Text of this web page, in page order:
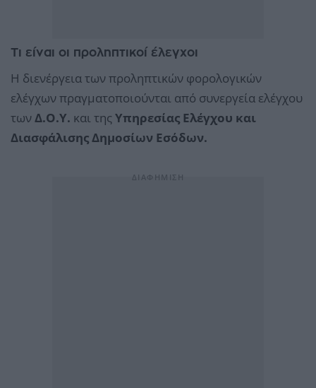
Τι είναι οι προληπτικοί έλεγχοι
Η διενέργεια των προληπτικών φορολογικών
ελέγχων πραγματοποιούνται από συνεργεία ελέγχου
τωνΔ.Ο.Υ. και της Υπηρεσίας Ελέγχου και
Διασφάλισης Δημοσίων Εσόδων.